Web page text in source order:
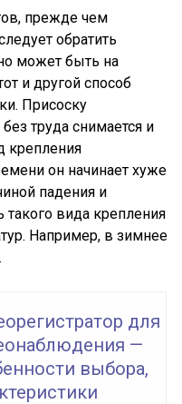
прежде чем
обратить
может быть на
и другой способ
Присоску
труда снимается и
крепления
он начинает хуже
падения и
такого вида крепления
Например, в зимнее
для
—
выбора,